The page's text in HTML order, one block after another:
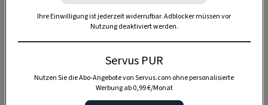
Ihre Einwilligung ist jederzeit widerrufbar. Adblocker müssen vor
Nutzung deaktiviert werden.
Servus PUR
Nutzen Sie die Abo-Angebote von Servus.com ohne personalisierte
Werbung ab 0,99 €/Monat